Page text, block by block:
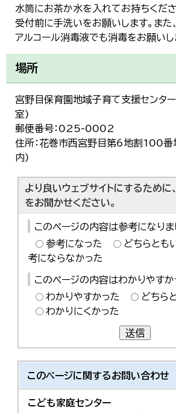
繁體中文
水筒にお茶か水を入れてお持ちくださ
受付前に手洗いをお願いします。また
アルコール消毒液でも消毒をお願いし
場所
宮野目保育園地域子育て支援センタ
室)
郵便番号：025-0002
住所：花巻市西宮野目第6地割100番
内)
より良いウェブサイトにするために
をお聞かせください。
このページの内容は参考になりま
参考になった
どちらとも
考にならなかった
このページの内容はわかりやすか
わかりやすかった
どちら
わかりにくかった
送信
このページに関するお問い合わせ
こども家庭センター